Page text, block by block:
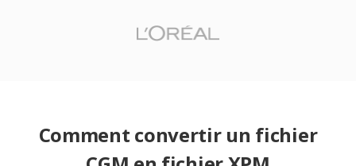
Comment convertir un fichier